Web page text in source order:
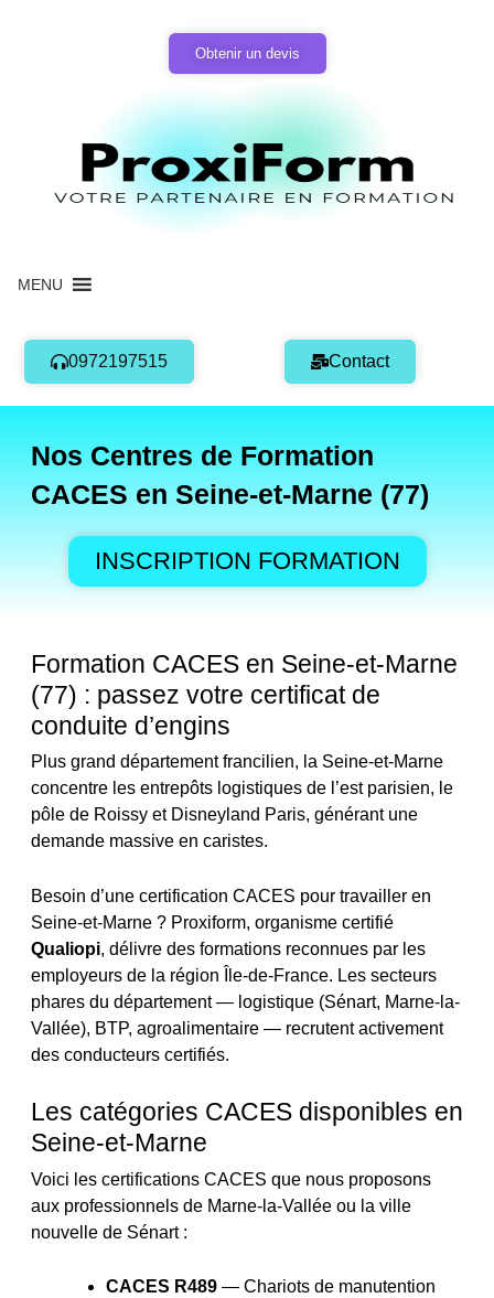
Obtenir un devis
MENU
0972197515 Contact
Nos Centres de Formation
CACES en Seine-et-Marne (77)
INSCRIPTION FORMATION
Formation CACES en Seine-et-Marne
(77) : passez votre certificat de
conduite d’engins
Plus grand département francilien, la Seine-et-Marne
concentre les entrepôts logistiques de l’est parisien, le
pôle de Roissy et Disneyland Paris, générant une
demande massive en caristes.
Besoin d’une certification CACES pour travailler en
Seine-et-Marne ? Proxiform, organisme certifié
Qualiopi, délivre des formations reconnues par les
employeurs de la région Île-de-France. Les secteurs
phares du département — logistique (Sénart, Marne-la-
Vallée), BTP, agroalimentaire — recrutent activement
des conducteurs certifiés.
Les catégories CACES disponibles en
Seine-et-Marne
Voici les certifications CACES que nous proposons
aux professionnels de Marne-la-Vallée ou la ville
nouvelle de Sénart :
CACES R489 — Chariots de manutention